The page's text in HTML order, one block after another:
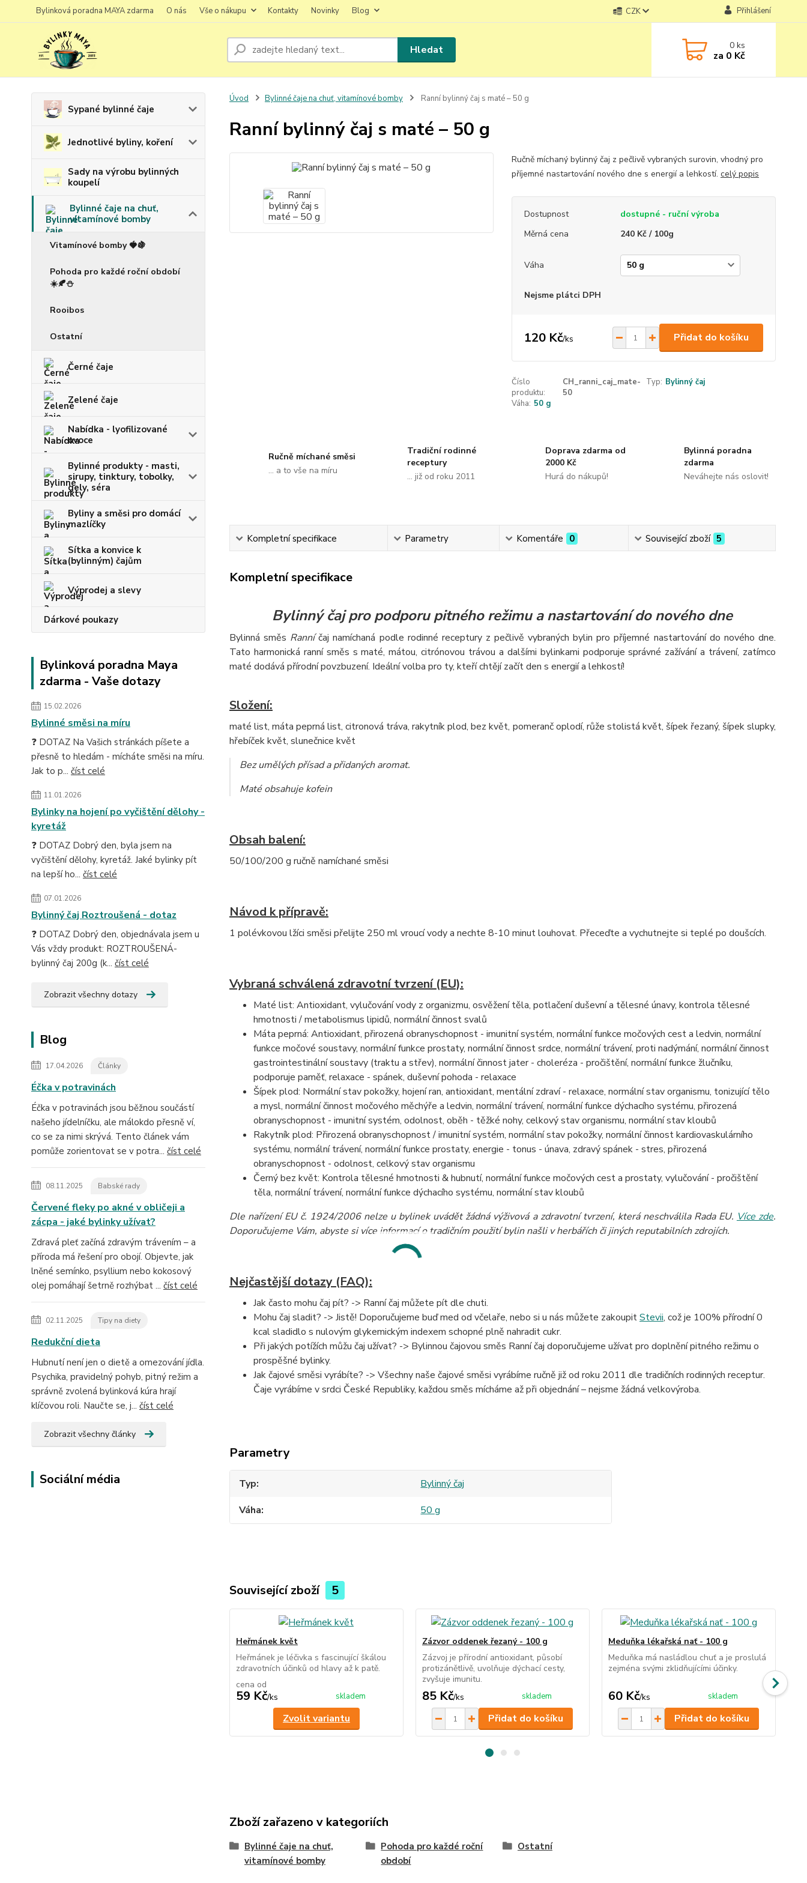
Bylinková poradna MAYA zdarma O nás Vše o nákupu Kontakty Novinky Blog CZK Přihlášení
Hledat 0ks
za 0 Kč
Sypané bylinné čaje
Jednotlivé byliny, koření
Sady na výrobu bylinných
koupelí
Bylinné čaje na chuť,
vitamínové bomby
Vitamínové bomby 🍓🍇
Pohoda pro každé roční období
☀️🍂⛄
Rooibos
Ostatní
Černé čaje
Zelené čaje
Nabídka - lyofilizované
ovoce
Bylinné produkty - masti,
sirupy, tinktury, tobolky,
gely, séra
Byliny a směsi pro domácí
mazlíčky
Sítka a konvice k
(bylinným) čajům
Výprodej a slevy
Dárkové poukazy
Bylinková poradna Maya
zdarma - Vaše dotazy
15.02.2026
Bylinné směsi na míru
❓ DOTAZ Na Vašich stránkách píšete a
přesně to hledám - mícháte směsi na míru.
Jak to p... číst celé
11.01.2026
Bylinky na hojení po vyčištění dělohy -
kyretáž
❓ DOTAZ Dobrý den, byla jsem na
vyčištění dělohy, kyretáž. Jaké bylinky pít
na lepší ho... číst celé
07.01.2026
Bylinný čaj Roztroušená - dotaz
❓ DOTAZ Dobrý den, objednávala jsem u
Vás vždy produkt: ROZTROUŠENÁ-
bylinný čaj 200g (k... číst celé
Zobrazit všechny dotazy
Blog
17.04.2026 Články
Éčka v potravinách
Éčka v potravinách jsou běžnou součástí
našeho jídelníčku, ale málokdo přesně ví,
co se za nimi skrývá. Tento článek vám
pomůže zorientovat se v potra... číst celé
08.11.2025 Babské rady
Červené fleky po akné v obličeji a
zácpa - jaké bylinky užívat?
Zdravá pleť začíná zdravým trávením – a
příroda má řešení pro obojí. Objevte, jak
lněné semínko, psyllium nebo kokosový
olej pomáhají šetrně rozhýbat ... číst celé
02.11.2025 Tipy na diety
Redukční dieta
Hubnutí není jen o dietě a omezování jídla.
Psychika, pravidelný pohyb, pitný režim a
správně zvolená bylinková kúra hrají
klíčovou roli. Naučte se, j... číst celé
Zobrazit všechny články
Sociální média
Úvod Bylinné čaje na chuť, vitamínové bomby Ranní bylinný čaj s maté – 50 g
Ranní bylinný čaj s maté – 50 g
Ručně míchaný bylinný čaj z pečlivě vybraných surovin, vhodný pro
příjemné nastartování nového dne s energií a lehkostí. celý popis
Dostupnost
dostupné - ruční výroba
Měrná cena
240 Kč / 100g
Váha
Nejsme plátci DPH
120 Kč/ks Přidat do košíku
Číslo
produktu:
CH_ranni_caj_mate-
50
Typ: Bylinný čaj
Váha: 50 g
Ručně míchané směsi
... a to vše na míru
Tradiční rodinné
receptury
... již od roku 2011
Doprava zdarma od
2000 Kč
Hurá do nákupů!
Bylinná poradna
zdarma
Neváhejte nás oslovit!
Kompletní specifikace Parametry Komentáře 0 Související zboží 5
Kompletní specifikace
Bylinný čaj pro podporu pitného režimu a nastartování do nového dne
Bylinná směs Ranníčaj namíchaná podle rodinné receptury z pečlivě vybraných bylin pro příjemné nastartování do nového dne.
Tato harmonická ranní směs s maté, mátou, citrónovou trávou a dalšími bylinkami podporuje správné zažívání a trávení, zatímco
maté dodává přírodní povzbuzení. Ideální volba pro ty, kteří chtějí začít den s energií a lehkostí!
Složení:
maté list, máta peprná list, citronová tráva, rakytník plod, bez květ, pomeranč oplodí, růže stolistá květ, šípek řezaný, šípek slupky,
hřebíček květ, slunečnice květ
Bez umělých přísad a přidaných aromat.
Maté obsahuje kofein
Obsah balení:
50/100/200 g ručně namíchané směsi
Návod k přípravě:
1 polévkovou lžíci směsi přelijte 250 ml vroucí vody a nechte 8-10 minut louhovat. Přeceďte a vychutnejte si teplé po doušcích.
Vybraná schválená zdravotní tvrzení (EU):
Maté list: Antioxidant, vylučování vody z organizmu, osvěžení těla, potlačení duševní a tělesné únavy, kontrola tělesné
hmotnosti / metabolismus lipidů, normální činnost svalů
Máta peprná: Antioxidant, přirozená obranyschopnost - imunitní systém, normální funkce močových cest a ledvin, normální
funkce močové soustavy, normální funkce prostaty, normální činnost srdce, normální trávení, proti nadýmání, normální činnost
gastrointestinální soustavy (traktu a střev), normální činnost jater - choleréza - pročištění, normální funkce žlučníku,
podporuje paměť, relaxace - spánek, duševní pohoda - relaxace
Šípek plod: Normální stav pokožky, hojení ran, antioxidant, mentální zdraví - relaxace, normální stav organismu, tonizující tělo
a mysl, normální činnost močového měchýře a ledvin, normální trávení, normální funkce dýchacího systému, přirozená
obranyschopnost - imunitní systém, odolnost, oběh - těžké nohy, celkový stav organismu, normální stav kloubů
Rakytník plod: Přirozená obranyschopnost / imunitní systém, normální stav pokožky, normální činnost kardiovaskulárního
systému, normální trávení, normální funkce prostaty, energie - tonus - únava, zdravý spánek - stres, přirozená
obranyschopnost - odolnost, celkový stav organismu
Černý bez květ: Kontrola tělesné hmotnosti & hubnutí, normální funkce močových cest a prostaty, vylučování - pročištění
těla, normální trávení, normální funkce dýchacího systému, normální stav kloubů
Dle nařízení EU č. 1924/2006 nelze u bylinek uvádět žádná výživová a zdravotní tvrzení, která neschválila Rada EU. Více zde.
Doporučujeme Vám, abyste si více informací o tradičním použití bylin našli v herbářích či jiných reputabilních zdrojích.
Nejčastější dotazy (FAQ):
Jak často mohu čaj pít? -> Ranní čaj můžete pít dle chuti.
Mohu čaj sladit? -> Jistě! Doporučujeme buď med od včelaře, nebo si u nás můžete zakoupitStevii, což je 100% přírodní 0
kcal sladidlo s nulovým glykemickým indexem schopné plně nahradit cukr.
Při jakých potížích můžu čaj užívat? -> Bylinnou čajovou směs Ranní čaj doporučujeme užívat pro doplnění pitného režimu o
prospěšné bylinky.
Jak čajové směsi vyrábíte? -> Všechny naše čajové směsi vyrábíme ručně již od roku 2011 dle tradičních rodinných receptur.
Čaje vyrábíme v srdci České Republiky, každou směs mícháme až při objednání – nejsme žádná velkovýroba.
Parametry
Typ
Bylinný čaj
Váha
50 g
Související zboží 5
Heřmánek květ
Heřmánek je léčivka s fascinující škálou
zdravotních účinků od hlavy až k patě.
cena od
59 Kč/ks skladem
Zvolit variantu
Zázvor oddenek řezaný - 100 g
Zázvoj je přírodní antioxidant, působí
protizánětlivě, uvolňuje dýchací cesty,
zvyšuje imunitu.
85 Kč/ks skladem
Přidat do košíku
Meduňka lékařská nať - 100 g
Meduňka má nasládlou chuť a je proslulá
zejména svými zklidňujícími účinky.
60 Kč/ks skladem
Přidat do košíku
Zboží zařazeno v kategoriích
Bylinné čaje na chuť,
vitamínové bomby
Pohoda pro každé roční
období
Ostatní